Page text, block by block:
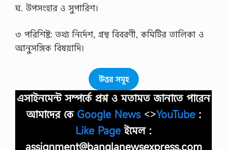
ঘ. উপসংহার ও সুপারিশ।
৩ পরিশিষ্ট: তথ্য নির্দেশ, গ্রন্থ বিবরণী, কমিটির তালিকা ও
আনুসঙ্গিক বিষয়াদি।
উত্তর সমূহ
এসাইনমেন্ট সম্পর্কে প্রশ্ন ও মতামত জানাতে পারেন
আমাদের কে Google News<>YouTube :
Like Page ইমেল :
assignment@banglanewsexpress.com